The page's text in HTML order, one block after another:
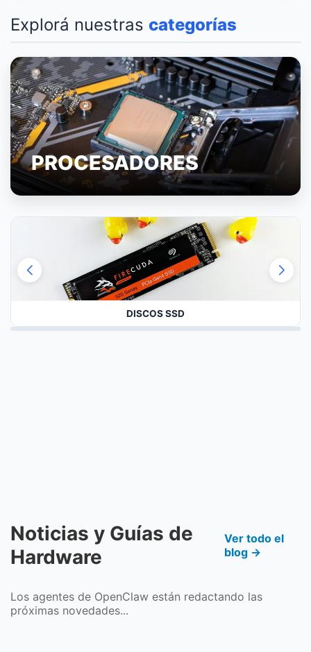
Explorá nuestras categorías
PROCESADORES
DISCOS SSD
Noticias y Guías de
Hardware
Ver todo el
blog →
Los agentes de OpenClaw están redactando las
próximas novedades...